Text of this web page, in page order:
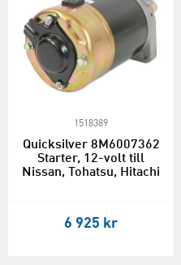
1518389
Quicksilver 8M6007362
Starter, 12-volt till
Nissan, Tohatsu, Hitachi
6 925 kr